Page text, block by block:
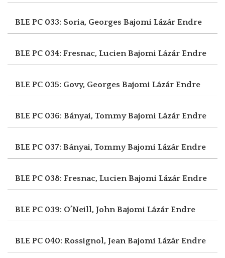
BLE PC 033: Soria, Georges Bajomi Lázár Endre
BLE PC 034: Fresnac, LucienBajomi Lázár Endre
BLE PC 035: Govy, Georges Bajomi Lázár Endre
BLE PC 036: Bányai, TommyBajomi Lázár Endre
BLE PC 037: Bányai, TommyBajomi Lázár Endre
BLE PC 038: Fresnac, LucienBajomi Lázár Endre
BLE PC 039: O’Neill, JohnBajomi Lázár Endre
BLE PC 040: Rossignol, JeanBajomi Lázár Endre